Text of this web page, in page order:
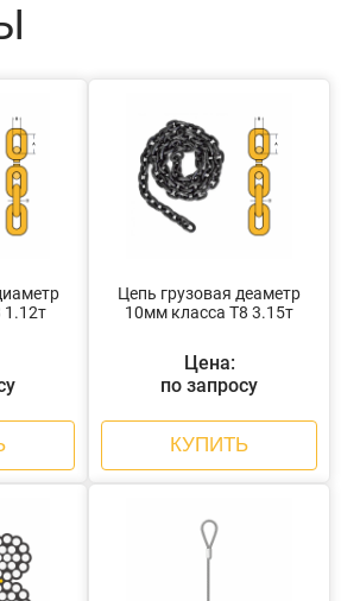
1.12т
Цепь грузовая деаметр
10мм класса Т8 3.15т
Цена:
по запросу
КУПИТЬ